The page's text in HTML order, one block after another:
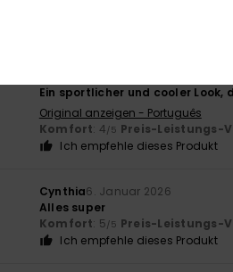
Ein sportlicher und cooler
Original anzeigen - Português
Komfort: 4/5 Preis-Leistungs-
Ich empfehle dieses Produkt
Cynthia6. Januar 2026
Alles super
Komfort: 5/5 Preis-Leistungs-
Ich empfehle dieses Produkt